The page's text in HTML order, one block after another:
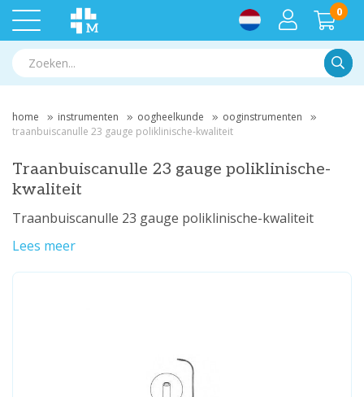
0
home instrumenten oogheelkunde
ooginstrumenten
traanbuiscanulle 23 gauge poliklinische-kwaliteit
Traanbuiscanulle 23 gauge poliklinische-
kwaliteit
Traanbuiscanulle 23 gauge poliklinische-kwaliteit
Lees meer